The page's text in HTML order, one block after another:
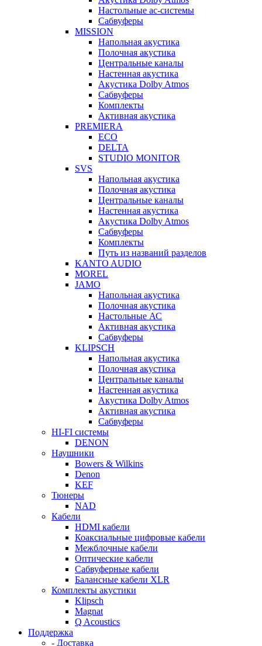
Настольные ас-системы
Сабвуферы
MISSION
Напольная акустика
Полочная акустика
Центральные каналы
Настенная акустика
Акустика Dolby Atmos
Сабвуферы
Комплекты
Активная акустика
PREMIERA
ECO
DELTA
STUDIO MONITOR
SVS
Напольная акустика
Полочная акустика
Центральные каналы
Настенная акустика
Акустика Dolby Atmos
Сабвуферы
Комплекты
Путь из названий разделов
KANTO AUDIO
MOREL
JAMO
Напольная акустика
Полочная акустика
Настольные АС
Активная акустика
Сабвуферы
KLIPSCH
Напольная акустика
Полочная акустика
Центральные каналы
Настенная акустика
Акустика Dolby Atmos
Активная акустика
Сабвуферы
HI-FI системы
DENON
Наушники
Bowers & Wilkins
Denon
KEF
Тюнеры
NAD
Кабели
HDMI кабели
Коаксиальные цифровые кабели
Межблочные кабели
Оптические кабели
Сабвуферные кабели
Балансные кабели XLR
Комплекты акустики
Klipsch
Magnat
Q Acoustics
Поддержка
- Доставка